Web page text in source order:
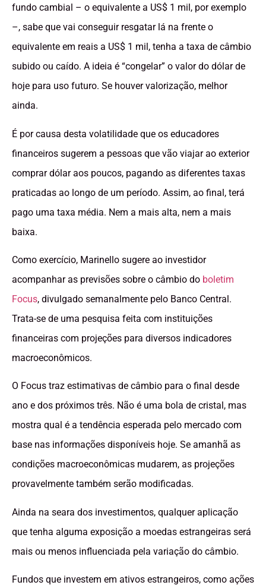
fundo cambial – o equivalente a US$ 1 mil, por exemplo
–, sabe que vai conseguir resgatar lá na frente o
equivalente em reais a US$ 1 mil, tenha a taxa de câmbio
subido ou caído. A ideia é “congelar” o valor do dólar de
hoje para uso futuro. Se houver valorização, melhor
ainda.
É por causa desta volatilidade que os educadores
financeiros sugerem a pessoas que vão viajar ao exterior
comprar dólar aos poucos, pagando as diferentes taxas
praticadas ao longo de um período. Assim, ao final, terá
pago uma taxa média. Nem a mais alta, nem a mais
baixa.
Como exercício, Marinello sugere ao investidor
acompanhar as previsões sobre o câmbio do boletim
Focus, divulgado semanalmente pelo Banco Central.
Trata-se de uma pesquisa feita com instituições
financeiras com projeções para diversos indicadores
macroeconômicos.
O Focus traz estimativas de câmbio para o final desde
ano e dos próximos três. Não é uma bola de cristal, mas
mostra qual é a tendência esperada pelo mercado com
base nas informações disponíveis hoje. Se amanhã as
condições macroeconômicas mudarem, as projeções
provavelmente também serão modificadas.
Ainda na seara dos investimentos, qualquer aplicação
que tenha alguma exposição a moedas estrangeiras será
mais ou menos influenciada pela variação do câmbio.
Fundos que investem em ativos estrangeiros, como ações